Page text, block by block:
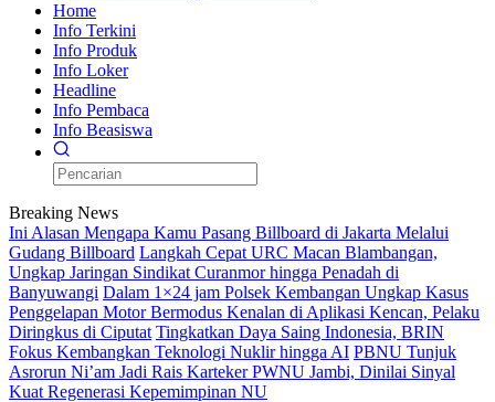
Home
Info Terkini
Info Produk
Info Loker
Headline
Info Pembaca
Info Beasiswa
Breaking News
Ini Alasan Mengapa Kamu Pasang Billboard di Jakarta Melalui
Gudang Billboard Langkah Cepat URC Macan Blambangan,
Ungkap Jaringan Sindikat Curanmor hingga Penadah di
Banyuwangi Dalam 1×24 jam Polsek Kembangan Ungkap Kasus
Penggelapan Motor Bermodus Kenalan di Aplikasi Kencan, Pelaku
Diringkus di Ciputat Tingkatkan Daya Saing Indonesia, BRIN
Fokus Kembangkan Teknologi Nuklir hingga AI PBNU Tunjuk
Asrorun Ni’am Jadi Rais Karteker PWNU Jambi, Dinilai Sinyal
Kuat Regenerasi Kepemimpinan NU